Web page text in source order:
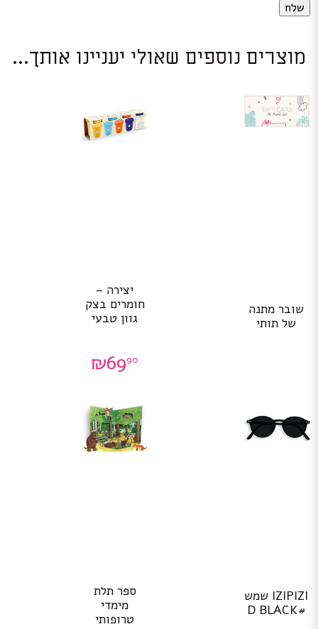
מוצרים נוספים שאולי יעניינו אותך...
שובר מתנה
של תותי
יצירה –
חומרים בצק
גוון טבעי
₪6990
IZIPIZI שמש
#D BLACK
ספר תלת
מימדי
טרופותי